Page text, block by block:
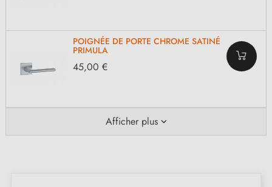
POIGNÉE DE PORTE CHROME SATINÉ
PRIMULA
45,00 €
Afficher plus